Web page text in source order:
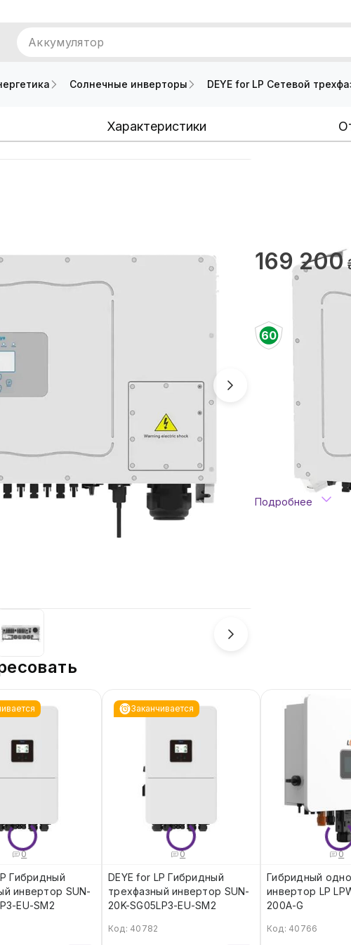
Аккумулятор
Солнечные инверторы DEYE for LP Сетевой
Характеристики
169 200
60
Возврат/
По тарифу
Способы
Наличными,
для юр. лиц.
Подробнее
0
Гибридный
инвертор SUN-
EU-SM2
Заканчивается
0
DEYE for LP Гибридный
трехфазный инвертор SUN-
20K-SG05LP3-EU-SM2
Код: 40782
0
Гибридный
инвертор LP
200A-G
Код: 40766